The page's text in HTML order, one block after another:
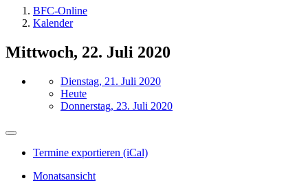
BFC-Online
Kalender
Mittwoch, 22. Juli 2020
Dienstag, 21. Juli 2020
Heute
Donnerstag, 23. Juli 2020
Termine exportieren (iCal)
Monatsansicht